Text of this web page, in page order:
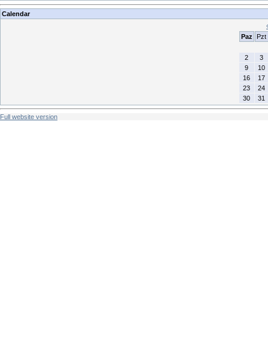
Calendar
Paz
Pzt
2
3
9
10
16
17
23
24
30
31
Full website version